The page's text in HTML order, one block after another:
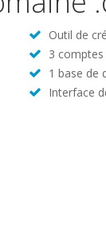
Outil de
3
1 base de
Interface